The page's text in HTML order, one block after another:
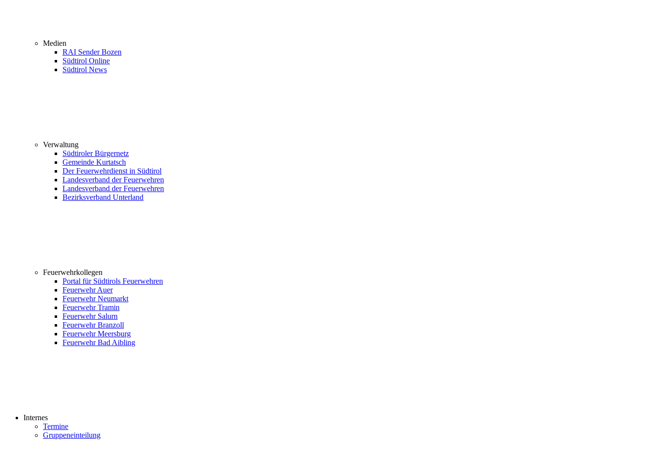
Medien
RAI Sender Bozen
Südtirol Online
Südtirol News
Verwaltung
Südtiroler Bürgernetz
Gemeinde Kurtatsch
Der Feuerwehrdienst in Südtirol
Landesverband der Feuerwehren
Landesverband der Feuerwehren
Bezirksverband Unterland
Feuerwehrkollegen
Portal für Südtirols Feuerwehren
Feuerwehr Auer
Feuerwehr Neumarkt
Feuerwehr Tramin
Feuerwehr Salurn
Feuerwehr Branzoll
Feuerwehr Meersburg
Feuerwehr Bad Aibling
Internes
Termine
Gruppeneinteilung